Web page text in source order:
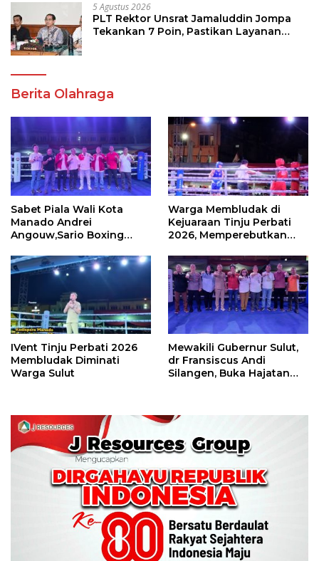
5 Agustus 2026
PLT Rektor Unsrat Jamaluddin Jompa
Tekankan 7 Poin, Pastikan Layanan
Berita Olahraga
Sabet Piala Wali Kota
Manado Andrei
Angouw,Sario Boxing
Perbati 2026
Warga Membludak di
Kejuaraan Tinju Perbati
2026, Memperebutkan
IVent Tinju Perbati 2026
Membludak Diminati
Warga Sulut
Mewakili Gubernur Sulut,
dr Fransiscus Andi
Silangen, Buka Hajatan